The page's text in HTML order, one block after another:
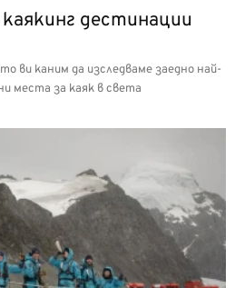
дестинации
ви каним да изследваме заедно най-
места за каяк в света